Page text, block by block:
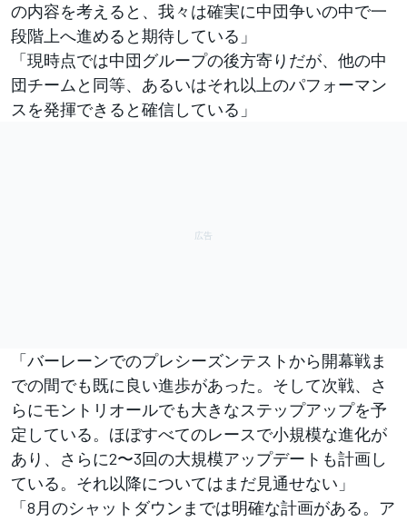
の内容を考えると、我々は確実に中団争いの中で一
段階上へ進めると期待している」
「現時点では中団グループの後方寄りだが、他の中
団チームと同等、あるいはそれ以上のパフォーマン
スを発揮できると確信している」
「バーレーンでのプレシーズンテストから開幕戦ま
での間でも既に良い進歩があった。そして次戦、さ
らにモントリオールでも大きなステップアップを予
定している。ほぼすべてのレースで小規模な進化が
あり、さらに2〜3回の大規模アップデートも計画し
ている。それ以降についてはまだ見通せない」
「8月のシャットダウンまでは明確な計画がある。ア